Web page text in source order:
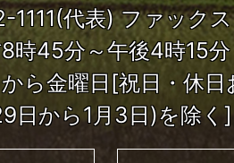
1111(代表) ファック
時45分～午後4時15分
ら金曜日[祝日・休日
日から1月3日)を除く]